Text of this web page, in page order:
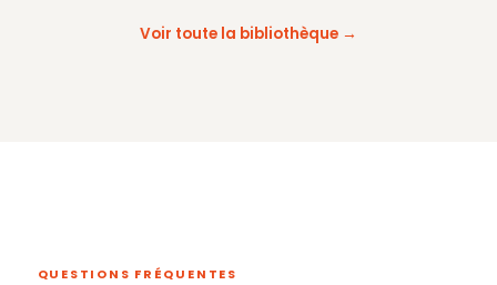
Voir toute la bibliothèque
QUESTIONS FRÉQUENTES